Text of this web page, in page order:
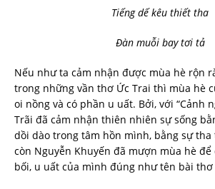
Tiếng dế kêu thiết tha
Đàn muỗi bay tơi tả
Nếu như ta cảm nhận được mùa hè rộn
trong những vần thơ Ức Trai thì mùa hè
oi nồng và có phần u uất. Bởi, với “Cảnh
Trãi đã cảm nhận thiên nhiên sự sống
dồi dào trong tâm hồn mình, bằng sự
còn Nguyễn Khuyến đã mượn mùa hè
bối, u uất của mình đúng như tên bài thơ